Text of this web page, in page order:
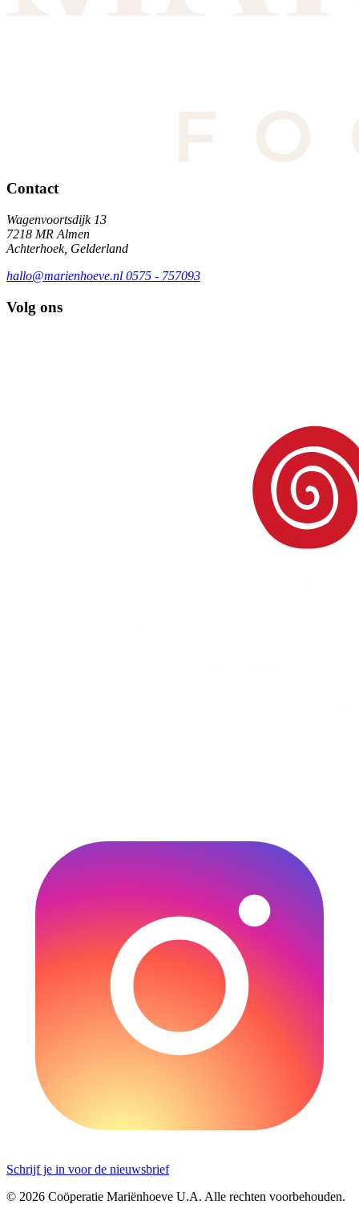
Contact
Wagenvoortsdijk 13
7218 MR Almen
Achterhoek, Gelderland
hallo@marienhoeve.nl 0575 - 757093
Volg ons
Schrijf je in voor de nieuwsbrief
© 2026 Coöperatie Mariënhoeve U.A. Alle rechten voorbehouden.